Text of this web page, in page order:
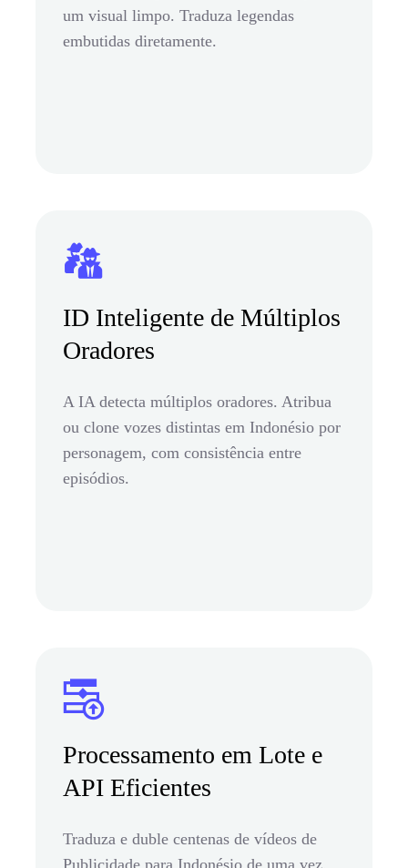
um visual limpo. Traduza legendas
embutidas diretamente.
ID Inteligente de Múltiplos
Oradores
A IA detecta múltiplos oradores. Atribua
ou clone vozes distintas em Indonésio por
personagem, com consistência entre
episódios.
Processamento em Lote e
API Eficientes
Traduza e duble centenas de vídeos de
Publicidade para Indonésio de uma vez.